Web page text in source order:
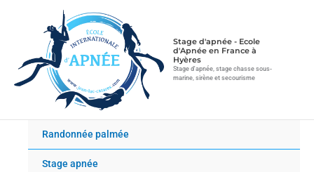
Stage d'apnée - Ecole
d'Apnée en France à
Hyères
Stage d'apnée, stage chasse sous-
marine, sirène et secourisme
Randonnée palmée
Stage apnée